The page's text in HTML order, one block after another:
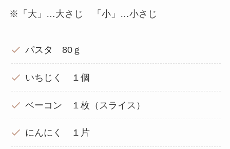
※「大」…大さじ 「小」…小さじ
パスタ 80ｇ
いちじく １個
ベーコン １枚（スライス）
にんにく １片